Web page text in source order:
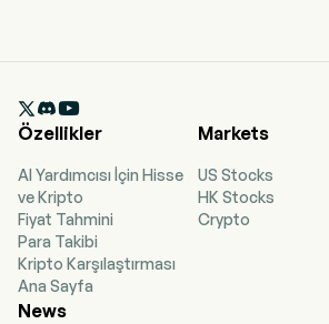

Özellikler
AI Yardımcısı İçin Hisse
ve Kripto
Fiyat Tahmini
Para Takibi
Kripto Karşılaştırması
Ana Sayfa
Markets
US Stocks
HK Stocks
Crypto
News